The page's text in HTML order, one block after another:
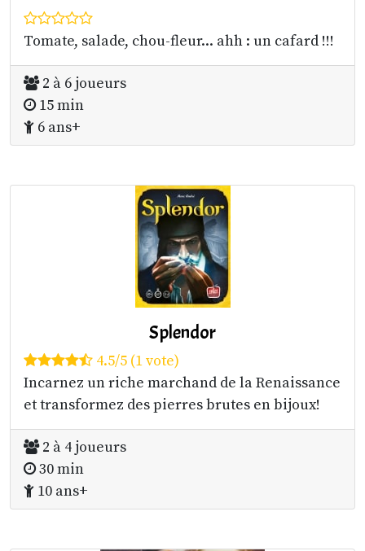
Tomate, salade, chou-fleur... ahh : un cafard !!!
2 à 6 joueurs
15 min
6 ans+
Splendor
4.5/5 (1 vote)
Incarnez un riche marchand de la Renaissance
et transformez des pierres brutes en bijoux!
2 à 4 joueurs
30 min
10 ans+